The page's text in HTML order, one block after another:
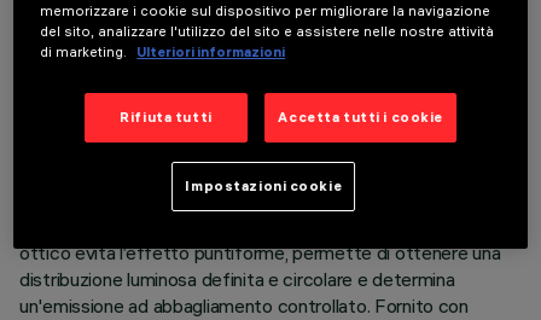
ottico contiene un LED warm e un LED cool, ruotati
progressivamente di 72° in modo da coprire una angolo di
360°per 15 LED ed ottenere una perfetta miscelazione a
terra, anche tra prodotti di diversa dimensione. Corpo
principale con superficie radiante in alluminio pressofuso,
versione con cornice perimetrale di battuta. Ottiche ad alta
integrate in posizione arretrata nello schermo anti
ottico evita l’effetto puntiforme, permette di ottenere una
distribuzione luminosa definita e circolare e determina
un'emissione ad abbagliamento controllato. Fornito con
memorizzare i cookie sul dispositivo per migliorare la navigazione
del sito, analizzare l'utilizzo del sito e assistere nelle nostre attività
di marketing.
Ulteriori informazioni
Rifiuta tutti Accetta tutti i cookie
Impostazioni cookie